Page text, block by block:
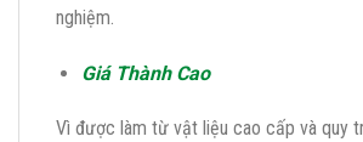
nghiệm.
Giá Thành Cao
Vì được làm từ vật liệu cao cấp và quy